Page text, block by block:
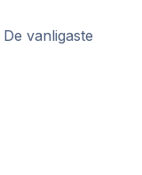
vanligaste